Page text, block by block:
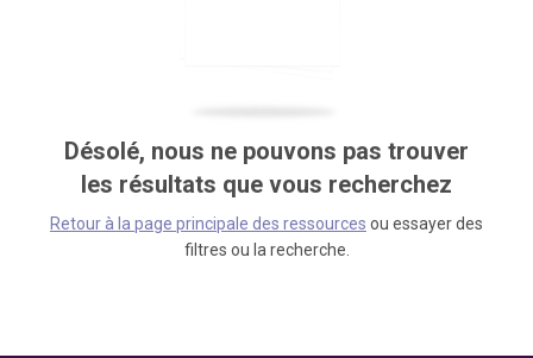
Désolé, nous ne pouvons pas trouver
les résultats que vous recherchez
Retour à la page principale des ressources ou essayer des
filtres ou la recherche.